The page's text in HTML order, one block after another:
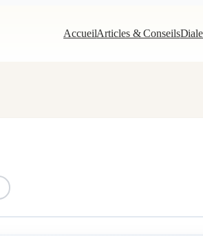
AccueilArticles & Conseils